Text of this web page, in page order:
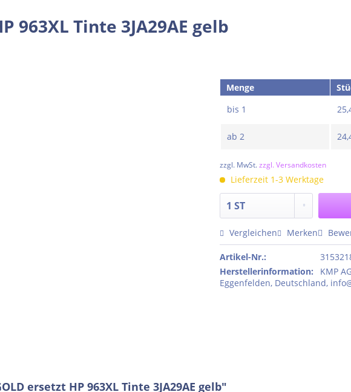
963XL Tinte 3JA29AE gelb
Menge
bis 1
ab2
zzgl. MwSt.zzgl. Versandkosten
Lieferzeit 1-3 Werktage
Vergleichen Merken
Artikel-Nr.:
Herstellerinformation:
KMP
Eggenfelden, Deutschland,
ersetzt HP 963XL Tinte 3JA29AE gelb"